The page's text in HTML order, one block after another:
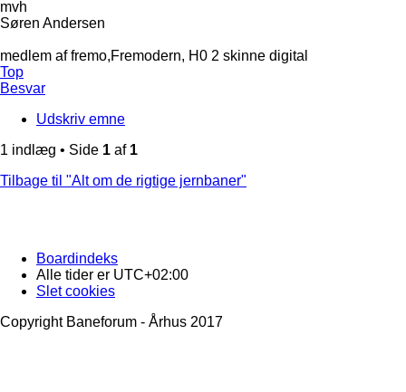
mvh
Søren Andersen
medlem af fremo,Fremodern, H0 2 skinne digital
Top
Besvar
Udskriv emne
1 indlæg • Side 1 af 1
Tilbage til "Alt om de rigtige jernbaner"
Boardindeks
Alle tider er UTC+02:00
Slet cookies
Copyright Baneforum - Århus 2017